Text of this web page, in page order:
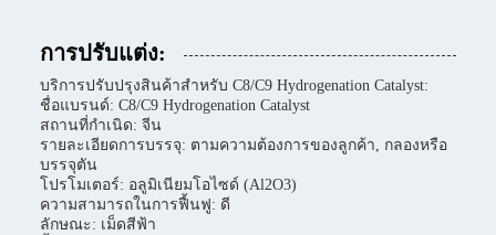
การปรับแต่ง:
บริการปรับปรุงสินค้าสําหรับ C8/C9 Hydrogenation Catalyst:
ชื่อแบรนด์: C8/C9 Hydrogenation Catalyst
สถานที่กําเนิด: จีน
รายละเอียดการบรรจุ: ตามความต้องการของลูกค้า, กลองหรือ
บรรจุตัน
โปรโมเตอร์: อลูมิเนียมโอไซด์ (Al2O3)
ความสามารถในการฟื้นฟู: ดี
ลักษณะ: เม็ดสีฟ้า